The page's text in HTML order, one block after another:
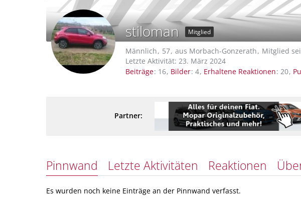
stiloman Mitglied
Männlich 57 aus Morbach-Gonzerath
Mitglied
Letzte Aktivität: 23. März 2024
Beiträge 16 Bilder 4 Erhaltene Reaktionen 20
Partner:
Pinnwand Letzte Aktivitäten Reaktionen
Es wurden noch keine Einträge an der Pinnwand verfasst.